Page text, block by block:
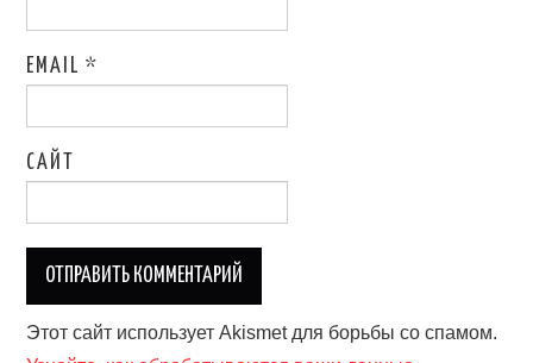
EMAIL*
САЙТ
Этот сайт использует Akismet для борьбы со спамом.